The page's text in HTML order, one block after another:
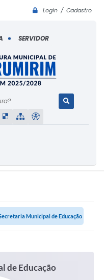
Login / Cadastro
SERVIDOR
Municipal de Educação
de Educação